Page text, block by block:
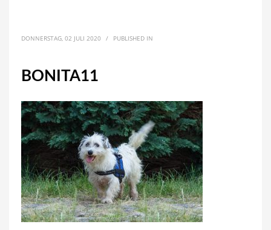
DONNERSTAG, 02 JULI 2020 / PUBLISHED IN
BONITA11